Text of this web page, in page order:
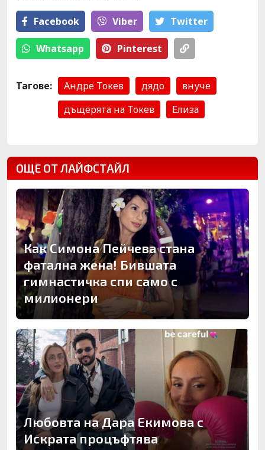
Facebook Viber Тwitter
Whatsapp Pinterest
Тагове: Андре Токев дядо
внуче
дъщерята на Токев
Елиза
ОЩЕ ОТ ЛАЙФСТАЙЛ
Как Симона Пейчева стана
фатална жена! Бившата
гимнастичка спи само с
милионери
Любовта на Дара Екимова с
Искрата процъфтява